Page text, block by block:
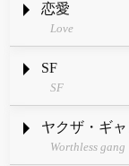
恋愛
Love
SF
SF
ヤクザ・ギ
Worthless gang